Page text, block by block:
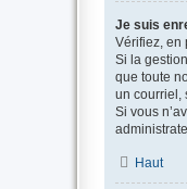
Je suis
Vérifiez, en
Si la
que toute
un courriel,
Si vous
Haut